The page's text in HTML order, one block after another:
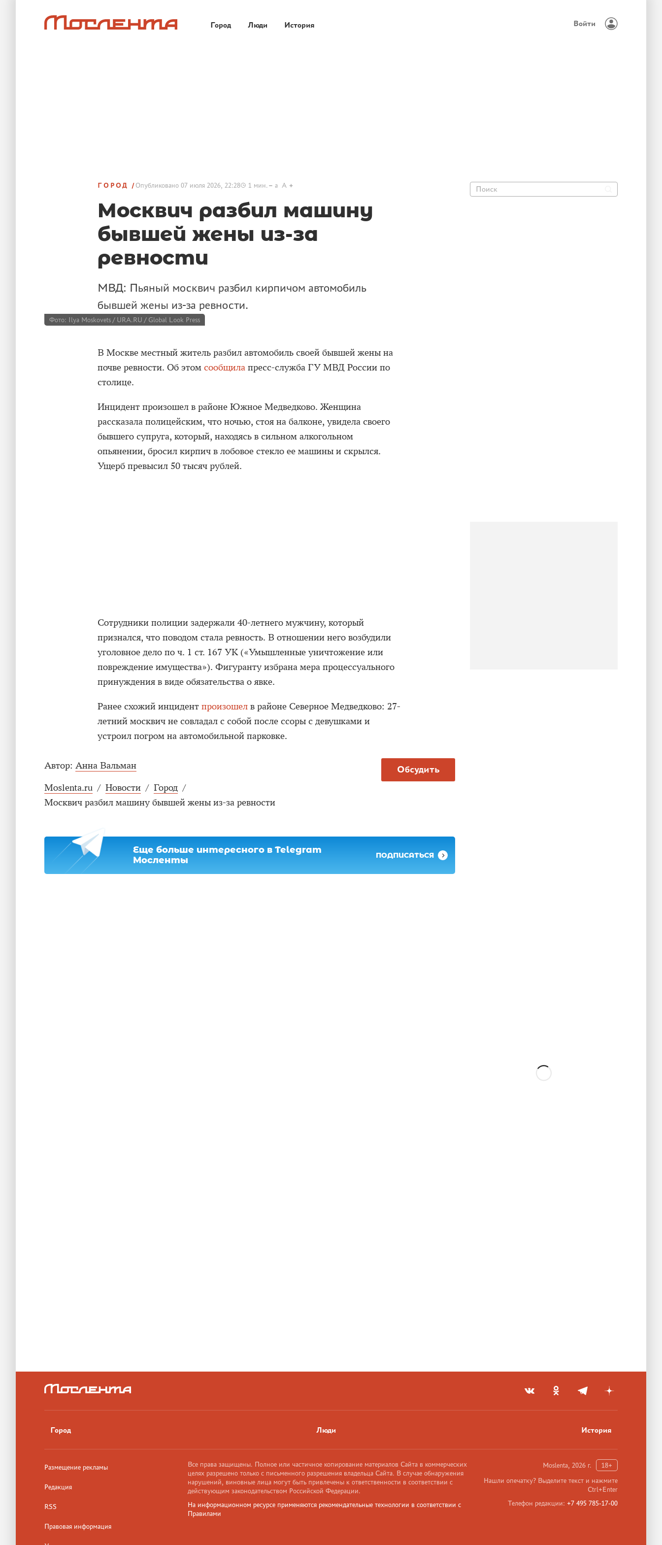
Город Люди История Войти
ГОРОД Опубликовано 07 июля 2026, 22:28 1 мин. a A
Москвич разбил машину
бывшей жены из-за
ревности
МВД: Пьяный москвич разбил кирпичом автомобиль
бывшей жены из-за ревности.
Фото: Ilya Moskovets / URA.RU / Global Look Press
В Москве местный житель разбил автомобиль своей бывшей жены на
почве ревности. Об этом сообщила пресс-служба ГУ МВД России по
столице.
Инцидент произошел в районе Южное Медведково. Женщина
рассказала полицейским, что ночью, стоя на балконе, увидела своего
бывшего супруга, который, находясь в сильном алкогольном
опьянении, бросил кирпич в лобовое стекло ее машины и скрылся.
Ущерб превысил 50 тысяч рублей.
Сотрудники полиции задержали 40-летнего мужчину, который
признался, что поводом стала ревность. В отношении него возбудили
уголовное дело по ч. 1 ст. 167 УК («Умышленные уничтожение или
повреждение имущества»). Фигуранту избрана мера процессуального
принуждения в виде обязательства о явке.
Ранее схожий инцидент произошел в районе Северное Медведково: 27-
летний москвич не совладал с собой после ссоры с девушками и
устроил погром на автомобильной парковке.
Обсудить
Автор: Анна Вальман
Moslenta.ru / Новости / Город /
Москвич разбил машину бывшей жены из-за ревности
Еще больше интересного в Telegram
Мосленты
ПОДПИСАТЬСЯ
Город Люди История
Размещение рекламы
Редакция
RSS
Правовая информация
Moslenta, 2026 г.
18+
Нашли опечатку? Выделите текст и нажмите
Ctrl+Enter
Телефон редакции: +7 495 785-17-00
Все права защищены. Полное или частичное копирование материалов Сайта в коммерческих
целях разрешено только с письменного разрешения владельца Сайта. В случае обнаружения
нарушений, виновные лица могут быть привлечены к ответственности в соответствии с
действующим законодательством Российской Федерации.
На информационном ресурсе применяются рекомендательные технологии в соответствии с
Правилами